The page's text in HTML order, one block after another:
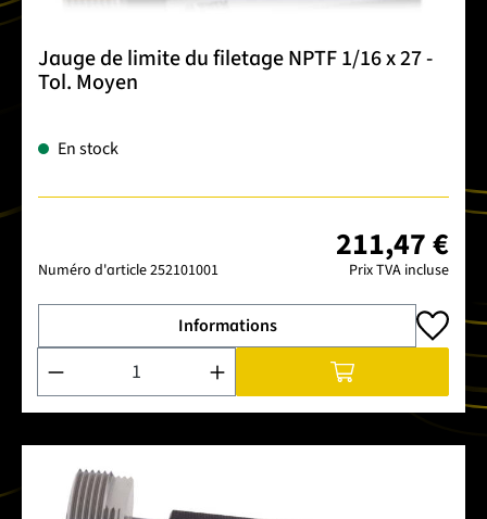
Jauge de limite du filetage NPTF 1/16 x 27 -
Tol. Moyen
En stock
Numéro d'article252101001
211,47 €
Prix TVA incluse
Informations
Quantité de produit : Entrez la quantité souhaitée ou